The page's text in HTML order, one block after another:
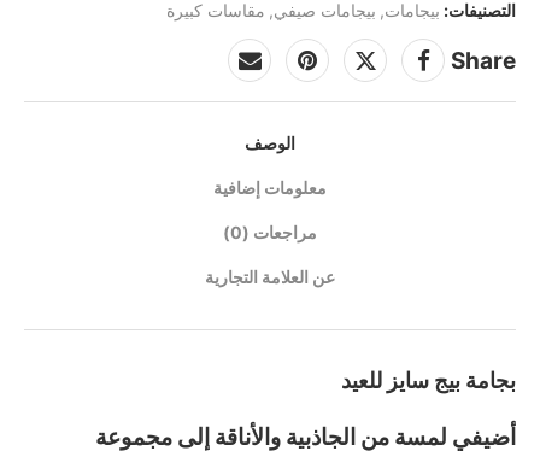
التصنيفات: بيجامات, بيجامات صيفي, مقاسات كبيرة
Share
الوصف
معلومات إضافية
مراجعات (0)
عن العلامة التجارية
بجامة بيج سايز للعيد
أضيفي لمسة من الجاذبية والأناقة إلى مجموعة